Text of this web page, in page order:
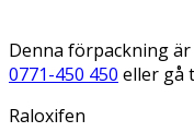
Denna förpackning
0771-450 450 eller gå
Raloxifen